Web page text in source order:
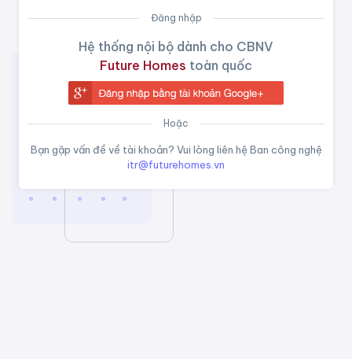
Đăng nhập
Hệ thống nội bộ dành cho CBNV
Future Homes toàn quốc
Hoặc
Bạn gặp vấn đề về tài khoản? Vui lòng liên hệ Ban công nghệ
itr@futurehomes.vn